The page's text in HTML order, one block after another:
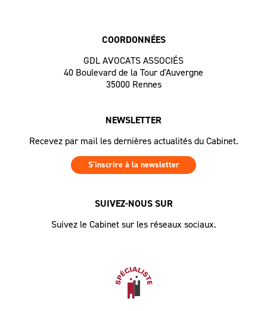
COORDONNÉES
GDL AVOCATS ASSOCIÉS
40 Boulevard de la Tour d'Auvergne
35000 Rennes
NEWSLETTER
Recevez par mail les dernières actualités du Cabinet.
S'inscrire à la newsletter
SUIVEZ-NOUS SUR
Suivez le Cabinet sur les réseaux sociaux.